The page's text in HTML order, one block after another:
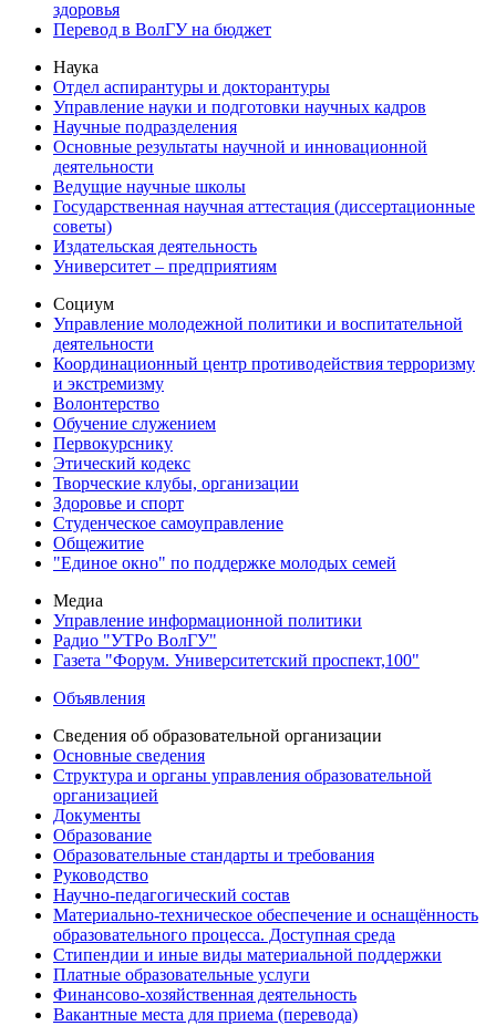
здоровья
Перевод в ВолГУ на бюджет
Наука
Отдел аспирантуры и докторантуры
Управление науки и подготовки научных кадров
Научные подразделения
Основные результаты научной и инновационной
деятельности
Ведущие научные школы
Государственная научная аттестация (диссертационные
советы)
Издательская деятельность
Университет – предприятиям
Социум
Управление молодежной политики и воспитательной
деятельности
Координационный центр противодействия терроризму
и экстремизму
Волонтерство
Обучение служением
Первокурснику
Этический кодекс
Творческие клубы, организации
Здоровье и спорт
Студенческое самоуправление
Общежитие
"Единое окно" по поддержке молодых семей
Медиа
Управление информационной политики
Радио "УТРо ВолГУ"
Газета "Форум. Университетский проспект,100"
Объявления
Сведения об образовательной организации
Основные сведения
Структура и органы управления образовательной
организацией
Документы
Образование
Образовательные стандарты и требования
Руководство
Научно-педагогический состав
Материально-техническое обеспечение и оснащённость
образовательного процесса. Доступная среда
Стипендии и иные виды материальной поддержки
Платные образовательные услуги
Финансово-хозяйственная деятельность
Вакантные места для приема (перевода)